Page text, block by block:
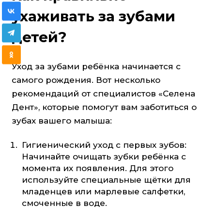
ухаживать за зубами
детей?
Уход за зубами ребёнка начинается с
самого рождения. Вот несколько
рекомендаций от специалистов «Селена
Дент», которые помогут вам заботиться о
зубах вашего малыша:
Гигиенический уход с первых зубов:
Начинайте очищать зубки ребёнка с
момента их появления. Для этого
используйте специальные щётки для
младенцев или марлевые салфетки,
смоченные в воде.